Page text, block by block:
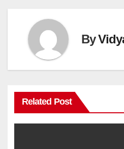
By
Related Post